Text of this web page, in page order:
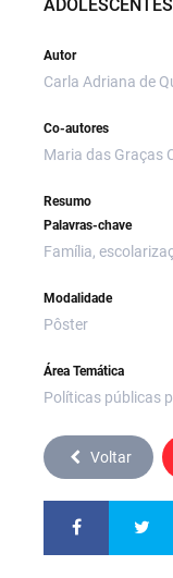
Autor
Carla Adriana de
Co-autores
Maria das Graças
Resumo
Palavras-chave
Família,
Modalidade
Pôster
Área Temática
Políticas públicas
Voltar